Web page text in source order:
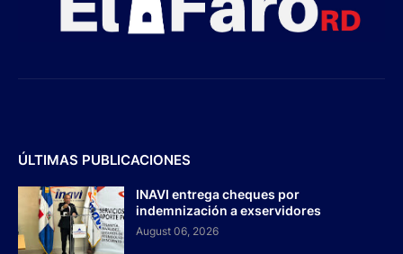
ÚLTIMAS PUBLICACIONES
INAVI entrega cheques por
indemnización a exservidores
August 06, 2026